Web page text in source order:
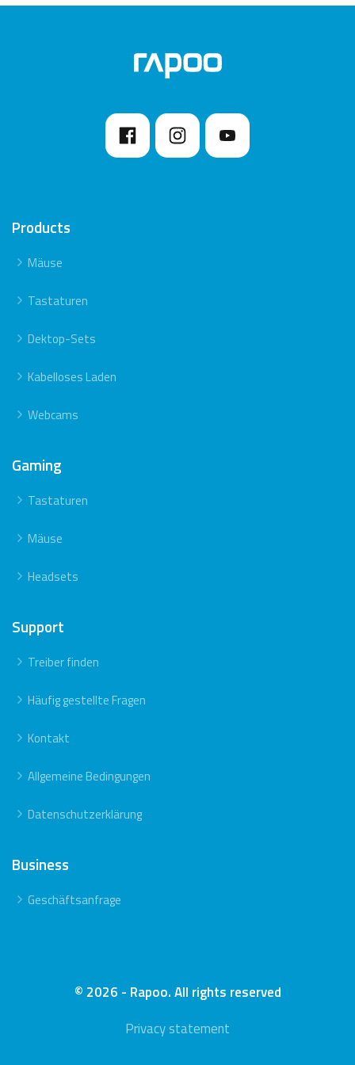
Products
Mäuse
Tastaturen
Dektop-Sets
Kabelloses Laden
Webcams
Gaming
Tastaturen
Mäuse
Headsets
Support
Treiber finden
Häufig gestellte Fragen
Kontakt
Allgemeine Bedingungen
Datenschutzerklärung
Business
Geschäftsanfrage
© 2026 - Rapoo. All rights reserved
Privacy statement